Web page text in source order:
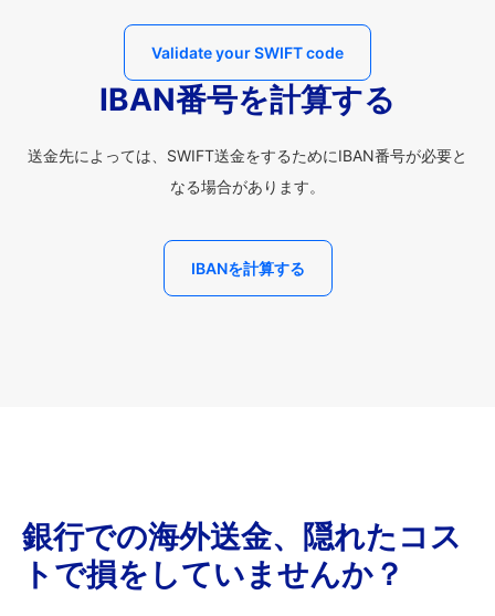
Validate your SWIFT code
IBAN番号を計算する
送金先によっては、SWIFT送金をするためにIBAN番号が必要と
なる場合があります。
IBANを計算する
銀行での海外送金、隠れたコス
トで損をしていませんか？